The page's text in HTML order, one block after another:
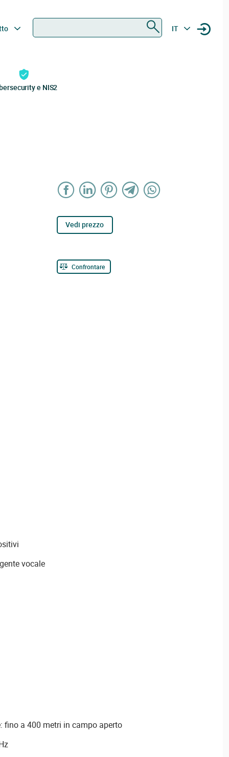
IT
e NIS2
Vedi prezzo
Confrontare
vocale
fino a 400 metri in campo aperto